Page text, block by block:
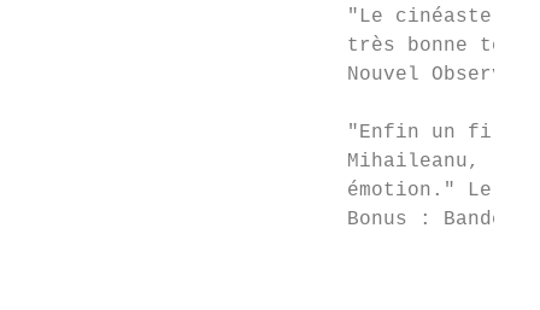
"Le cinéaste
très bonne
Nouvel
"Enfin un film
Mihaileanu, le
émotion." Le
Bonus : Bande-